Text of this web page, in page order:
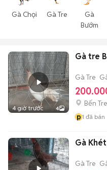
Gà Chọi Gà Tre
Gà
Bướm
4 giờ trước 4
Gà tre
Gà Tre
Bến Tre
p1 đã bán
Gà
Gà Tre